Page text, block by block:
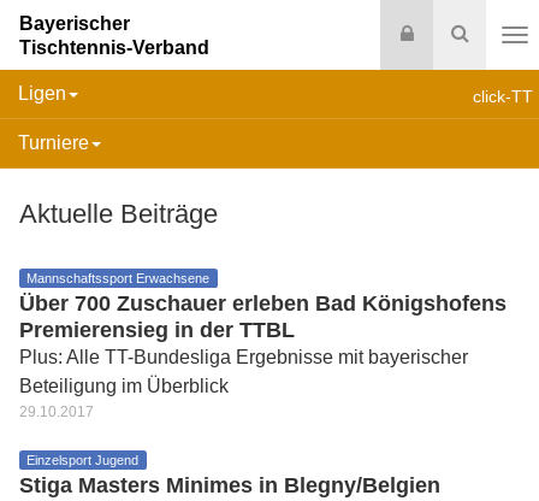
Suche
Login
Bayerischer
Tischtennis-Verband
click-TT
Ligen
Turniere
Aktuelle Beiträge
Mannschaftssport Erwachsene
Über 700 Zuschauer erleben Bad Königshofens
Premierensieg in der TTBL
Plus: Alle TT-Bundesliga Ergebnisse mit bayerischer
Beteiligung im Überblick
29.10.2017
Einzelsport Jugend
Stiga Masters Minimes in Blegny/Belgien